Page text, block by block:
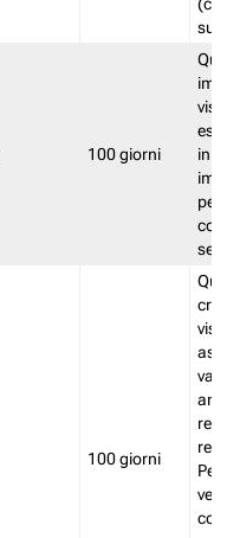
100 giorni
in
100 giorni